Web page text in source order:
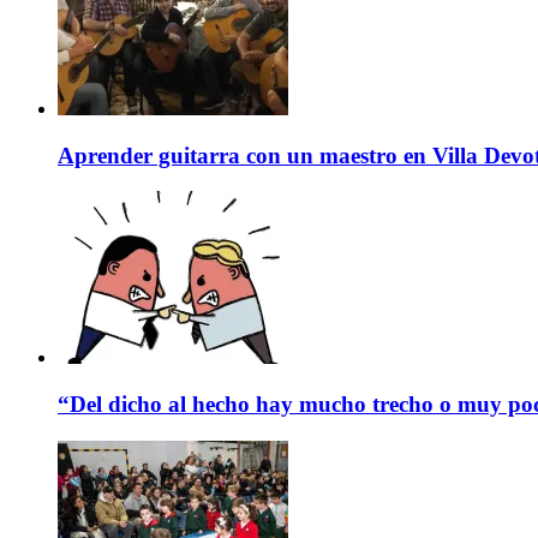
Aprender guitarra con un maestro en Villa
“Del dicho al hecho hay mucho trecho o muy